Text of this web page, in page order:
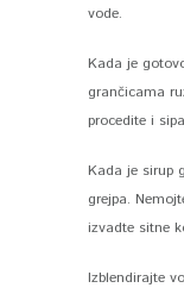
vode.
Kada je
grančicama
procedite i
Kada je sirup
grejpa.
izvadte sitne
Izblendirajte